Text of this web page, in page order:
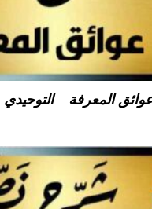
المعرفة – التوحيدي –